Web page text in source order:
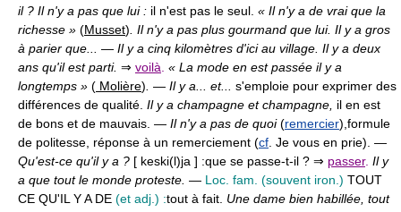
il ? Il n'y a pas que lui : il n'est pas le seul. « Il n'y a de vrai que la
richesse » (Musset) . Il n'y a pas plus gourmand que lui. Il y a gros
à parier que... — Il y a cinq kilomètres d'ici au village. Il y a deux
ans qu'il est parti. ⇒ voilà « La mode en est passée il y a
longtemps » ( Molière) — Il y a... et... s'emploie pour exprimer des
différences de qualité. Il y a champagne et champagne, il en est
de bons et de mauvais. — Il n'y a pas de quoi(remercier), formule
de politesse, réponse à un remerciement (cf . Je vous en prie). —
Qu'est-ce qu'il y a ? [ keski(l)ja ] :que se passe-t-il ? ⇒ passer. Il y
a que tout le monde proteste. — Loc. fam. (souvent iron.) TOUT
CE QU'IL Y A DE (et adj.) :tout à fait. Une dame bien habillée, tout